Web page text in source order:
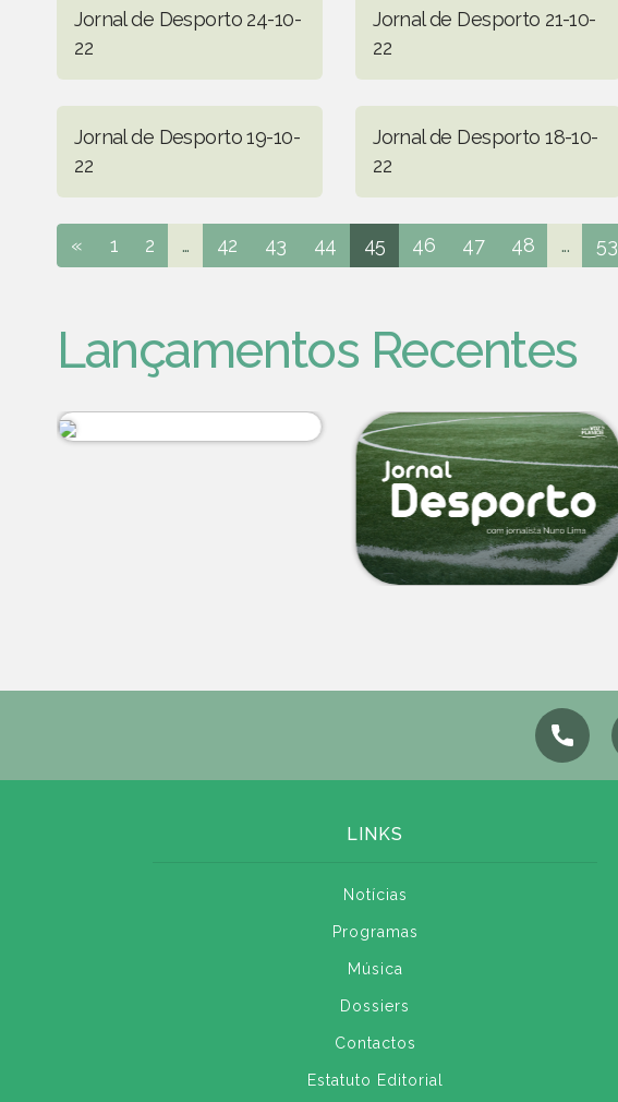
Jornal de Desporto 24-10-
22
Jornal de Desporto 21-10-
22
Jornal de Desporto 19-10-
22
Jornal de Desporto 18-10-
22
« 1 2 ... 42 43 44 45 46 47 48 ... 53
Lançamentos Recentes
LINKS
Notícias
Programas
Música
Dossiers
Contactos
Estatuto Editorial